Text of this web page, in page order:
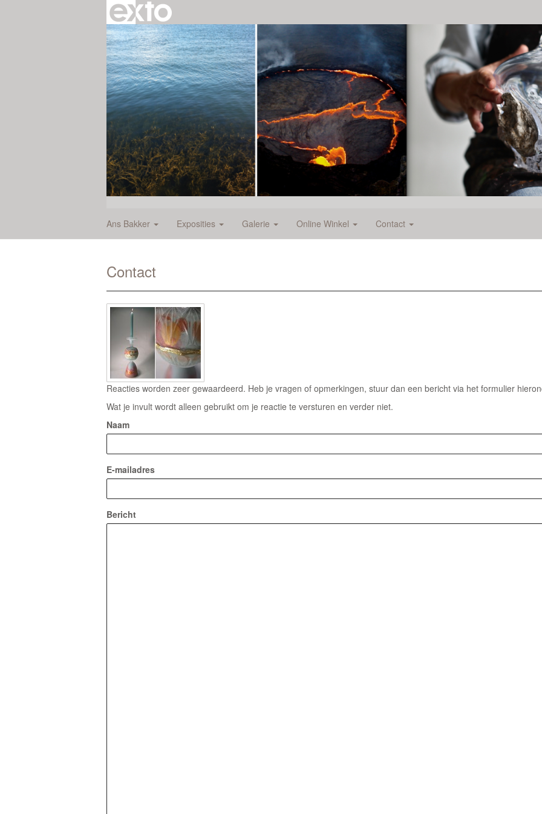
Ans Bakker Exposities Galerie Online Winkel Contact
Contact
Reacties worden zeer gewaardeerd. Heb je vragen of opmerkingen, stuur dan een bericht via het formulier
Wat je invult wordt alleen gebruikt om je reactie te versturen en verder niet.
Naam
E-mailadres
Bericht